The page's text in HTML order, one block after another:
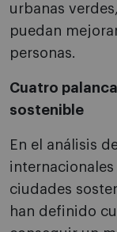
urbanas
puedan
personas.
Cuatro
sostenible
En el análisis
ciudades
han definido